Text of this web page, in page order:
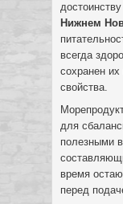
Нижнем
всегда
сохранен
свойства.
для
полезными
время
перед